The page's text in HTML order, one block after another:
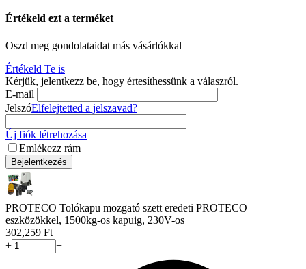
Értékeld ezt a terméket
Oszd meg gondolataidat más vásárlókkal
Értékeld Te is
Kérjük, jelentkezz be, hogy értesíthessünk a válaszról.
E-mail
JelszóElfelejtetted a jelszavad?
Új fiók létrehozása
Emlékezz rám
Bejelentkezés
PROTECO Tolókapu mozgató szett eredeti PROTECO
eszközökkel, 1500kg-os kapuig, 230V-os
302,259 Ft
+
−